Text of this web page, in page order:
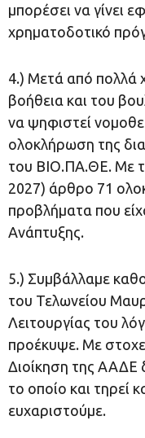
μπορέσει να γίνει
χρηματοδοτικό
4.) Μετά από πολλά
βοήθεια και του
να ψηφιστεί
ολοκλήρωση της
του ΒΙΟ.ΠΑ.ΘΕ. Με
2027) άρθρο 71
προβλήματα που
Ανάπτυξης.
5.) Συμβάλλαμε
του Τελωνείου
Λειτουργίας του
προέκυψε. Με
Διοίκηση της ΑΑΔΕ
το οποίο και τηρεί
ευχαριστούμε.